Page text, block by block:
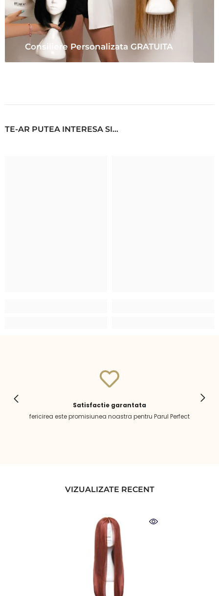
Consiliere Personalizata GRATUITA
TE-AR PUTEA INTERESA SI...
Satisfactie garantata
fericirea este promisiunea noastra pentru Parul Perfect
VIZUALIZATE RECENT